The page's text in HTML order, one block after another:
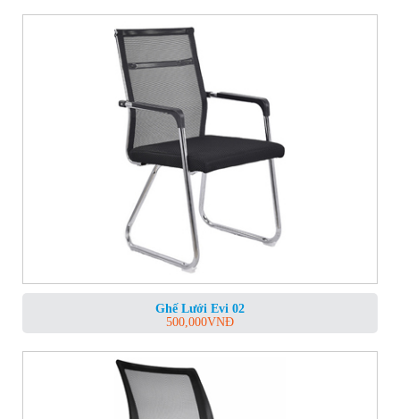
Ghế Lưới Evi 02
500,000VNĐ